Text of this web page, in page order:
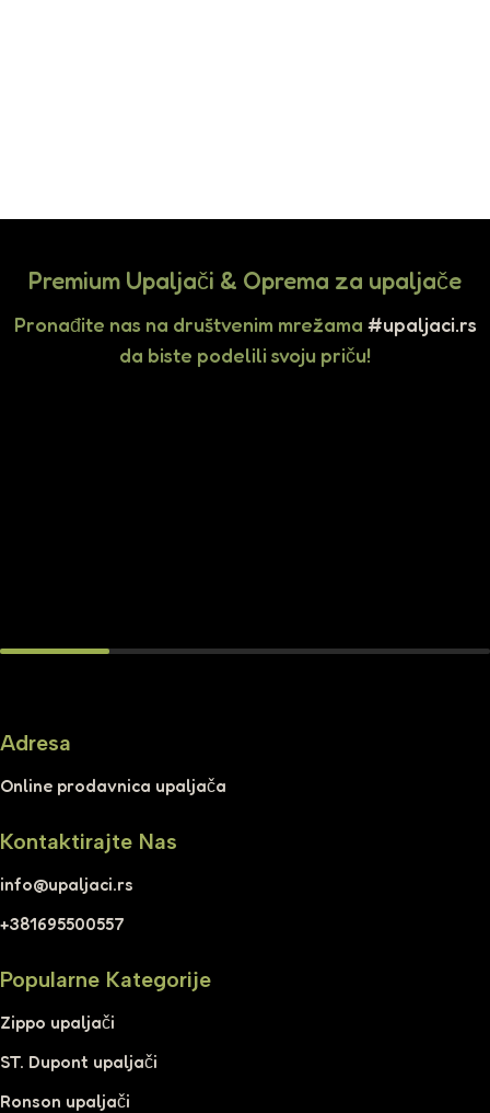
Premium Upaljači & Oprema za upaljače
Pronađite nas na društvenim mrežama #upaljaci.rs
da biste podelili svoju priču!
Adresa
Online prodavnica upaljača
Kontaktirajte Nas
info@upaljaci.rs
+381695500557
Popularne Kategorije
Zippo upaljači
ST. Dupont upaljači
Ronson upaljači